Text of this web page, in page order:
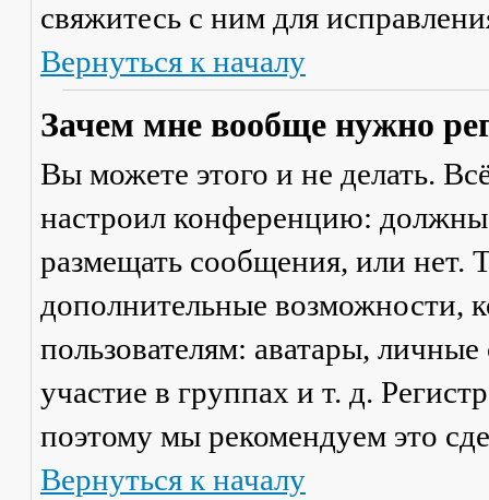
свяжитесь с ним для
Вернуться к началу
Зачем мне вообще нужно
Вы можете этого и не делать.
настроил конференцию: должны
размещать сообщения, или нет.
дополнительные возможности,
пользователям: аватары,
участие в группах и т. д.
поэтому мы рекомендуем это
Вернуться к началу